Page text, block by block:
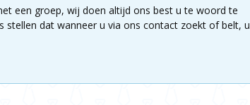
een groep, wij doen altijd ons best u te woord te
stellen dat wanneer u via ons contact zoekt of belt, u